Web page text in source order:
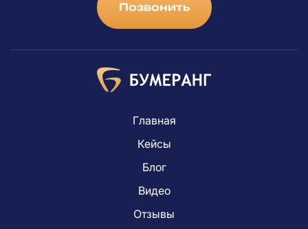
Позвонить
Главная
Кейсы
Блог
Видео
Отзывы